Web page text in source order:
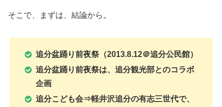
そこで、まずは、結論から。
追分盆踊り前夜祭（2013.8.12＠追分公民館）
追分盆踊り前夜祭は、追分観光部とのコラボ
企画
追分こども会⇒軽井沢追分の有志三世代で、